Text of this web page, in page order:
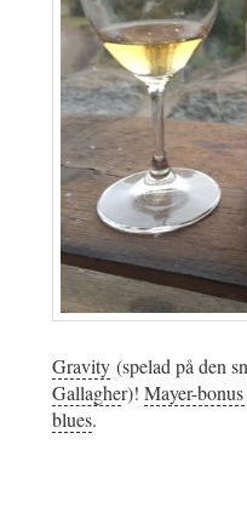
Gravity (spelad på den
Gallagher)! Mayer-
blues.